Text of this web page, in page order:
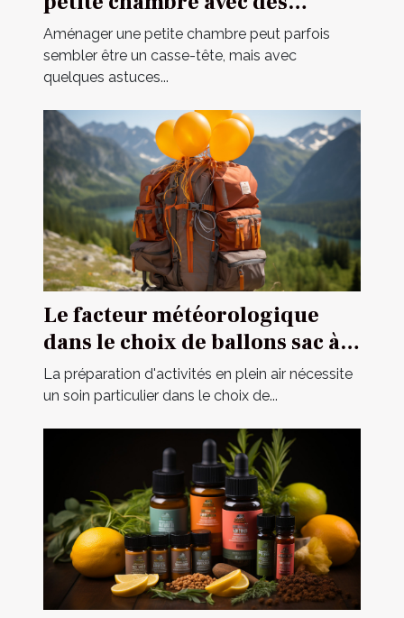
meubles multifonctionnels
Aménager une petite chambre peut parfois
sembler être un casse-tête, mais avec
quelques astuces...
Le facteur météorologique
dans le choix de ballons sac à
dos pour des opérations
extérieures
La préparation d'activités en plein air nécessite
un soin particulier dans le choix de...